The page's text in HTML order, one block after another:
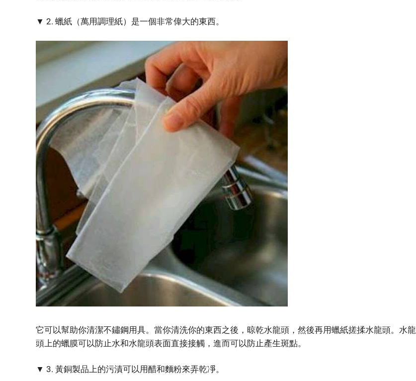
▼ 2. 蠟紙（萬用調理紙）是一個非常偉大的東西。
它可以幫助你清潔不鏽鋼用具。當你清洗你的東西之後，晾乾水龍頭，然後再用蠟紙搓揉水龍頭。水龍
頭上的蠟膜可以防止水和水龍頭表面直接接觸，進而可以防止產生斑點。
▼ 3. 黃銅製品上的污漬可以用醋和麵粉來弄乾凈。